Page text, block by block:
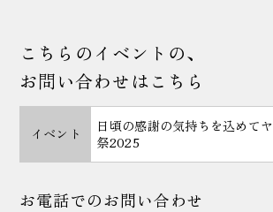
こちらのイベントの、
お問い合わせはこちら
イベント
日頃の感謝の気持ちを込めて
祭2025
お電話でのお問い合わせ